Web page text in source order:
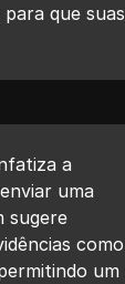
que suas
a
uma
sugere
como
um